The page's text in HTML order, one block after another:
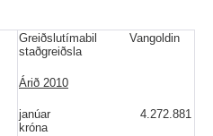
Greiðslutímabil Vangoldin
staðgreiðsla
Árið 2010
janúar 4.272.881
króna